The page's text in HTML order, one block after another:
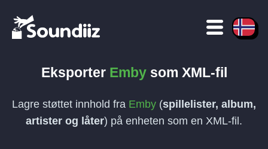
Eksporter Embysom XML-fil
Lagre støttet innhold fra Emby (spillelister, album,
artister og låter) på enheten som en XML-fil.